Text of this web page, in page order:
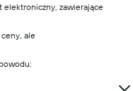
zawierające
ale